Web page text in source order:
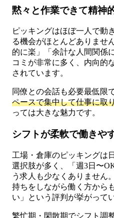
黙々と作業できて精神
ピッキングはほぼ一人で動
る機会がほとんどありませ
的に楽」「余計な人間関係
コミが非常に多く、内向的
されています。
同僚との会話も必要最低限
ペースで集中して仕事に取
っては大きな魅力です。
シフトが柔軟で働きや
工場・倉庫のピッキングは
選択肢が多く、「週3日〜
う求人も少なくありません
持ちをしながら働く方から
い」という評判が挙がって
繁忙期・閑散期でシフト調